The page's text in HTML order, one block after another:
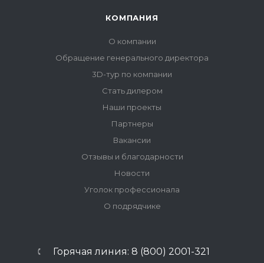
КОМПАНИЯ
О компании
Обращение генерального директора
3D-тур по компании
Стать дилером
Наши проекты
Партнеры
Вакансии
Отзывы и благодарности
Новости
Уголок профессионала
О подрядчике
Горячая линия: 8 (800) 2001-321